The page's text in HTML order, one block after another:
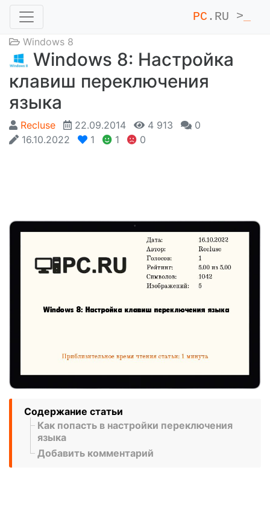
PC .RU >
Windows 8
Windows 8: Настройка
клавиш переключения
языка
Recluse 22.09.2014 4 913
0
16.10.2022
1 1 0
Содержание статьи
Как попасть в настройки переключения
языка
Добавить комментарий